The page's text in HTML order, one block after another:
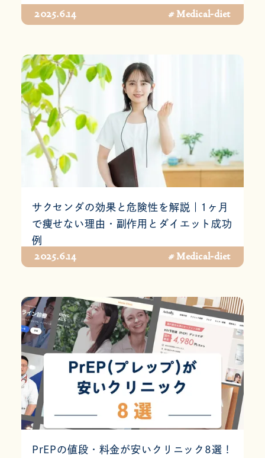
2025.6.14 # Medical-diet
サクセンダの効果と危険性を解説｜1ヶ月
で痩せない理由・副作用とダイエット成功
例
2025.6.14 # Medical-diet
PrEPの値段・料金が安いクリニック8選！